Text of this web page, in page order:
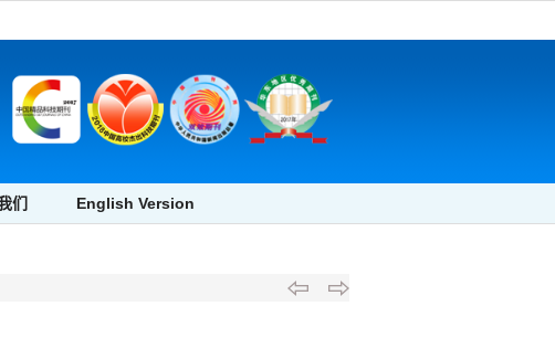
们 English Version